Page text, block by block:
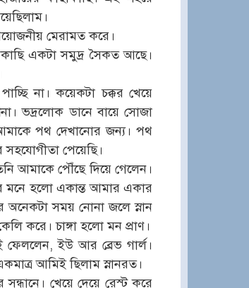
মেরামত করে।
একটা সমুদ্র সৈকত আছে।
না। কয়েকটা চক্কর খেয়ে
ভদ্রলোক ডানে বায়ে সোজা
পথ দেখানোর জন্য। পথ
পেয়েছি।
আমাকে পৌঁছে দিয়ে গেলেন।
মনে হলো একান্ত আমার একার
অনেকটা সময় নোনা জলে স্নান
করে। চাঙ্গা হলো মন প্রাণ।
ইউ আর ব্রেভ গার্ল।
আমিই ছিলাম স্নানরত।
খেয়ে দেয়ে রেস্ট করে